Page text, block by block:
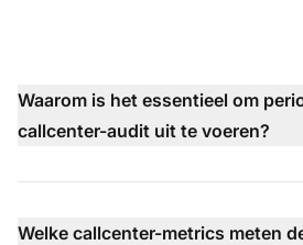
Waarom is het essentieel om
callcenter-audit uit te voeren?
Welke callcenter-metrics meten